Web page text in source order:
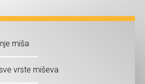
miša
vrste miševa